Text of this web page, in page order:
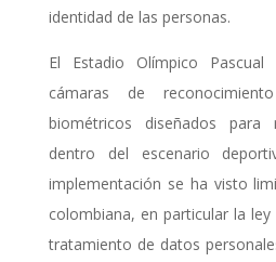
identidad de las personas.
El Estadio Olímpico
cámaras de
biométricos diseñados para
dentro del escenario
implementación se ha visto
colombiana, en particular la
tratamiento de datos